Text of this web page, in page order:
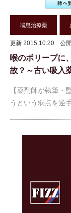
喘息治療薬
更新 2015.10.20 公
喉のポリープに
故？～古い吸入
【薬剤師が執筆・
うという弱点を逆